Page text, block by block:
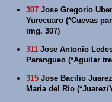
307 Jose Gregorio
Yurecuaro (*Cuevas
img. 307)
311 Jose Antonio
Parangueo (*Aguilar
315 Jose Bacilio
Maria del Rio